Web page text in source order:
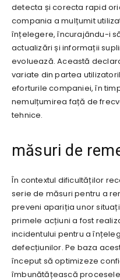
detecta și corecta rapid
compania a mulțumit
înțelegere, încurajându-i
actualizări și informații
evoluează. Această
variate din partea
eforturile companiei, în
nemulțumirea față de
tehnice.
măsuri de
În contextul dificultăților
serie de măsuri pentru a
preveni apariția unor
primele acțiuni a fost
incidentului pentru a
defecțiunilor. Pe baza
început să optimizeze
îmbunătățească